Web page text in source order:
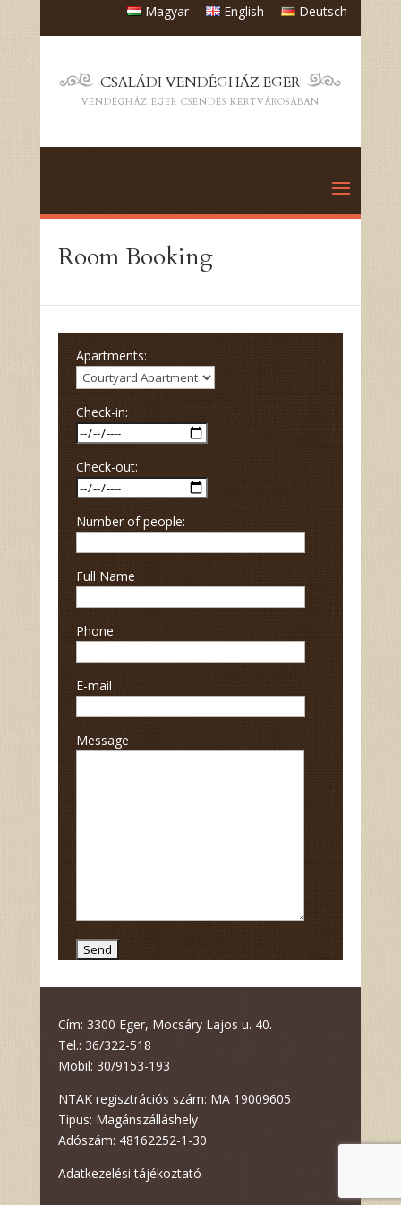
Magyar English Deutsch
CSALÁDI VENDÉGHÁZ EGER
VENDÉGHÁZ EGER CSENDES KERTVÁROSÁBAN
Room Booking
Apartments:
Check-in:
Check-out:
Number of people:
Full Name
Phone
E-mail
Message
Cím: 3300 Eger, Mocsáry Lajos u. 40.
Tel.: 36/322-518
Mobil: 30/9153-193
NTAK regisztrációs szám: MA 19009605
Tipus: Magánszálláshely
Adószám: 48162252-1-30
Adatkezelési tájékoztató